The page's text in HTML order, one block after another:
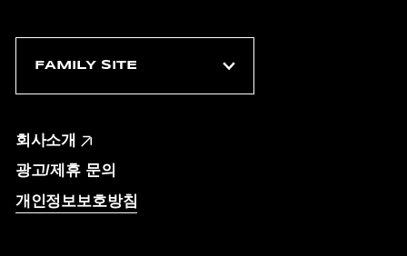
회사소개
광고/제휴 문의
개인정보보호방침